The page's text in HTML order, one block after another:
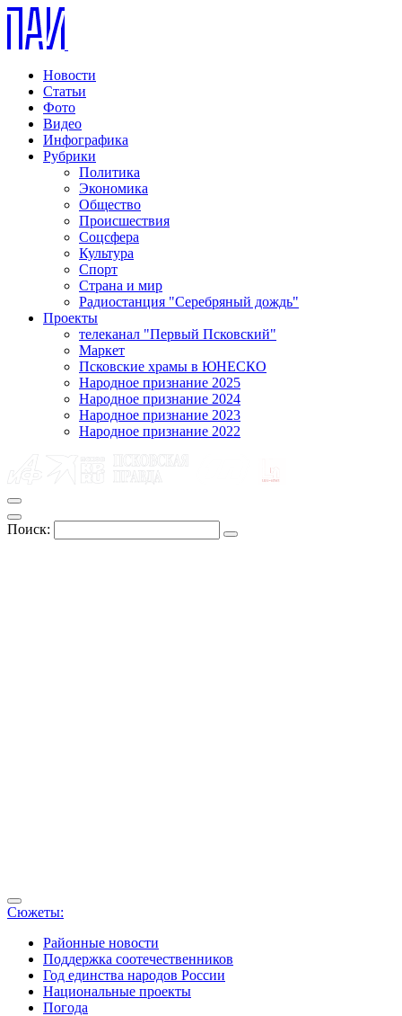
Новости
Статьи
Фото
Видео
Инфографика
Рубрики
Политика
Экономика
Общество
Происшествия
Соцсфера
Культура
Спорт
Страна и мир
Радиостанция "Серебряный дождь"
Проекты
телеканал "Первый Псковский"
Маркет
Псковские храмы в ЮНЕСКО
Народное признание 2025
Народное признание 2024
Народное признание 2023
Народное признание 2022
Поиск:
Сюжеты:
Районные новости
Поддержка соотечественников
Год единства народов России
Национальные проекты
Погода